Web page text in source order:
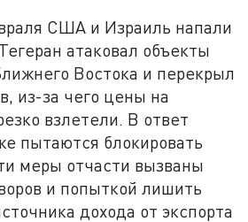
США и Израиль напали
атаковал объекты
Востока и перекрыл
из-за чего цены на
взлетели. В ответ
пытаются блокировать
меры отчасти вызваны
и попыткой лишить
дохода от экспорта